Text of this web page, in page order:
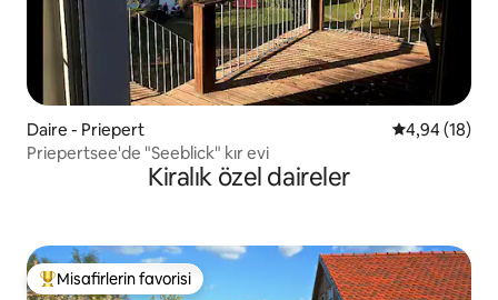
Daire - Priepert 5 üzerinden
4,94 (18)
Priepertsee'de "Seeblick" kır evi
Kiralık özel daireler
Misafirlerin favorilerinden en beğenilenler arasında
Misafirlerin favorisi